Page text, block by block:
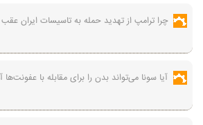
چرا ترامپ از تهدید حمله به تاسیسات ایران
آیا سونا می‌تواند بدن را برای مقابله با عفونت‌ها